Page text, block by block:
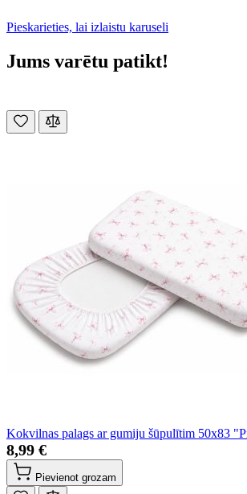
Pieskarieties, lai izlaistu karuseli
Jums varētu patikt!
Kokvilnas palags ar gumiju šūpulītim 50x83
8,99 €
Pievienot grozam